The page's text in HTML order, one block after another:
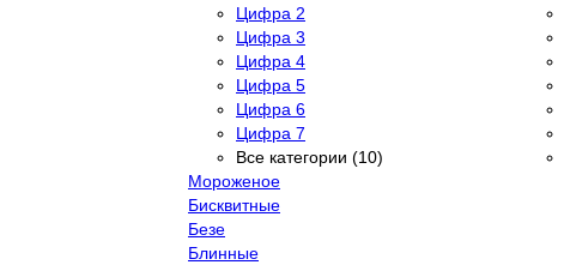
Цифра 2
Цифра 3
Цифра 4
Цифра 5
Цифра 6
Цифра 7
Все категории (10)
Мороженое
Бисквитные
Безе
Блинные